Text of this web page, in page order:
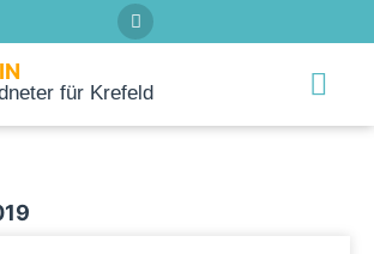
für Krefeld